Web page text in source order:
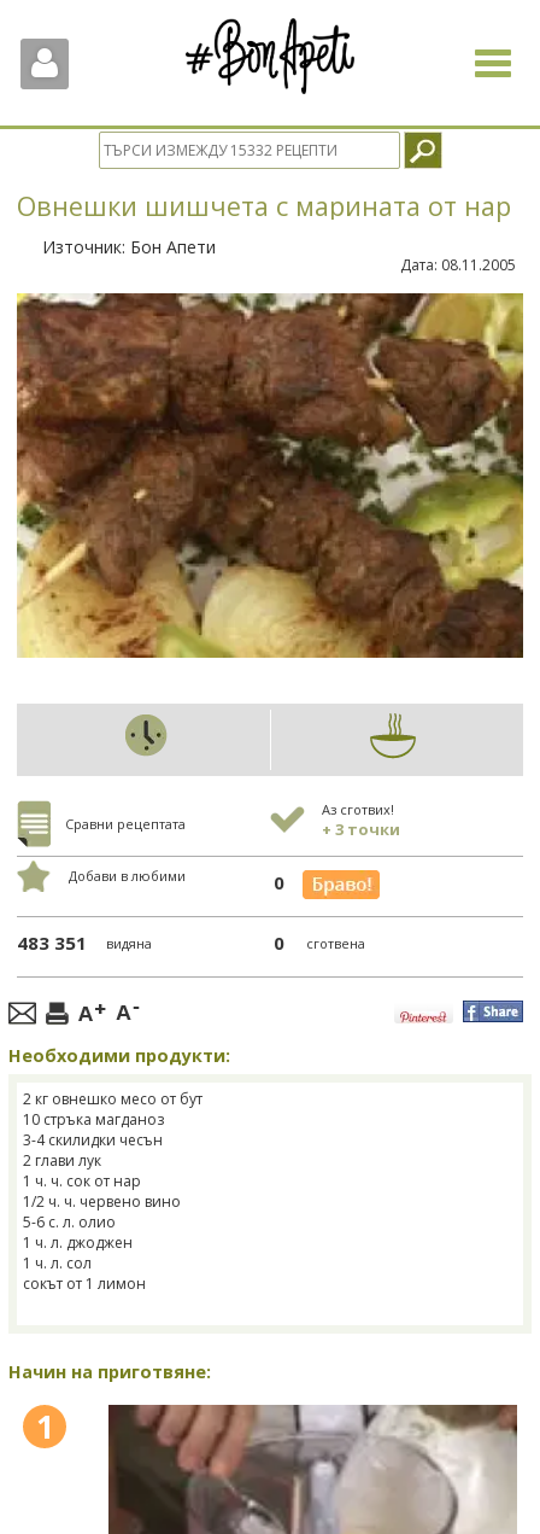
Toggle
Овнешки шишчета с марината от нар
Източник: Бон Апети
Дата: 08.11.2005
Сравни рецептата
Аз сготвих!
+ 3 точки
Добави в любими 0
483 351 видяна 0 сготвена
Необходими продукти:
2 кг овнешко месо от бут
10 стръка магданоз
3-4 скилидки чесън
2 глави лук
1 ч. ч. сок от нар
1/2 ч. ч. червено вино
5-6 с. л. олио
1 ч. л. джоджен
1 ч. л. сол
сокът от 1 лимон
Начин на приготвяне:
1